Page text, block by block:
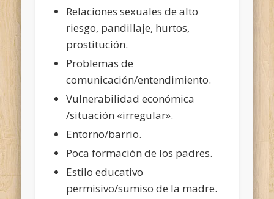
Relaciones sexuales de alto
riesgo, pandillaje, hurtos,
prostitución.
Problemas de
comunicación/entendimiento.
Vulnerabilidad económica
/situación «irregular».
Entorno/barrio.
Poca formación de los padres.
Estilo educativo
permisivo/sumiso de la madre.